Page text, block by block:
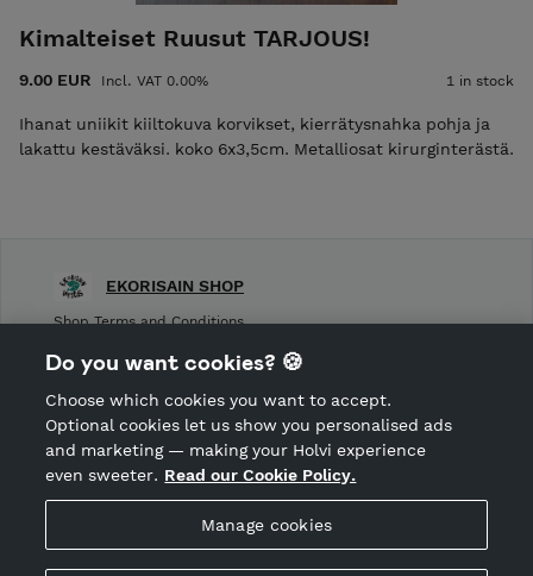
Kimalteiset Ruusut TARJOUS!
9.00 EUR Incl. VAT 0.00% 1 in stock
Ihanat uniikit kiiltokuva korvikset, kierrätysnahka pohja ja
lakattu kestäväksi. koko 6x3,5cm. Metalliosat kirurginterästä.
Hosted by Holvi
Holvi Payment Services Ltd is regulated by the Financial
EKORISAIN SHOP
Shop Terms and Conditions
Cancellation policy
CANCEL ORDER
Do you want cookies? 🍪
Choose which cookies you want to accept.
Optional cookies let us show you personalised ads
and marketing — making your Holvi experience
even sweeter. Read our Cookie Policy.
Manage cookies